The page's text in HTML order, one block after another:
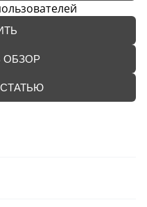
ОБЗОР